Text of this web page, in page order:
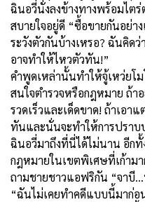
ฉินอวี่นั่งลงข้างทางพร้อมไต
สบายใจอยู่ดี “ซื้อขายกันอย่า
ระวังตัวกันบ้างเหรอ? ฉันคิด
อาจทำให้ไหวตัวทัน!”
คำพูดเหล่านั้นทำให้จู้เหว่ยโ
สนใจตำรวจหรือกฎหมาย ถ้า
รวดเร็วและเด็ดขาด! ถ้าเอา
ทันและนั่นจะทำให้การปราบ
ฉินอวี่มาถึงที่นี่ได้ไม่นาน อีกทั้
กฎหมายในเขตพิเศษที่เก้าม
ถามชายชาวแอฟริกัน “จาบี...
“ฉันไม่เคยทำคดีแบบนี้มาก่อ